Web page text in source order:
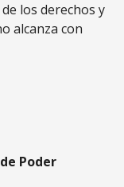
los derechos y
alcanza con
Poder